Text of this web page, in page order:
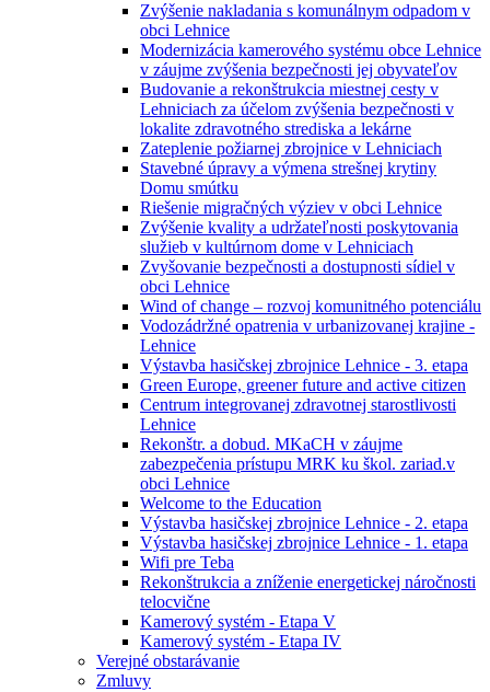
Zvýšenie nakladania s komunálnym odpadom v
obci Lehnice
Modernizácia kamerového systému obce Lehnice
v záujme zvýšenia bezpečnosti jej obyvateľov
Budovanie a rekonštrukcia miestnej cesty v
Lehniciach za účelom zvýšenia bezpečnosti v
lokalite zdravotného strediska a lekárne
Zateplenie požiarnej zbrojnice v Lehniciach
Stavebné úpravy a výmena strešnej krytiny
Domu smútku
Riešenie migračných výziev v obci Lehnice
Zvýšenie kvality a udržateľnosti poskytovania
služieb v kultúrnom dome v Lehniciach
Zvyšovanie bezpečnosti a dostupnosti sídiel v
obci Lehnice
Wind of change – rozvoj komunitného potenciálu
Vodozádržné opatrenia v urbanizovanej krajine -
Lehnice
Výstavba hasičskej zbrojnice Lehnice - 3. etapa
Green Europe, greener future and active citizen
Centrum integrovanej zdravotnej starostlivosti
Lehnice
Rekonštr. a dobud. MKaCH v záujme
zabezpečenia prístupu MRK ku škol. zariad.v
obci Lehnice
Welcome to the Education
Výstavba hasičskej zbrojnice Lehnice - 2. etapa
Výstavba hasičskej zbrojnice Lehnice - 1. etapa
Wifi pre Teba
Rekonštrukcia a zníženie energetickej náročnosti
telocvične
Kamerový systém - Etapa V
Kamerový systém - Etapa IV
Verejné obstarávanie
Zmluvy